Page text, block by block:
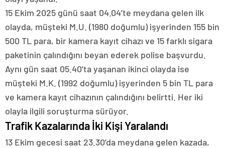
15 Ekim 2025 günü saat 04.04’te meydana gelen ilk
olayda, müşteki M.U. (1980 doğumlu) işyerinden 155 bin
500 TL para, bir kamera kayıt cihazı ve 15 farklı sigara
paketinin çalındığını beyan ederek polise başvurdu.
Aynı gün saat 05.40’ta yaşanan ikinci olayda ise
müşteki M.K. (1992 doğumlu) işyerinden 5 bin TL para
ve kamera kayıt cihazının çalındığını belirtti. Her iki
olayla ilgili soruşturma sürüyor.
Trafik Kazalarında İki Kişi Yaralandı
13 Ekim gecesi saat 23.30’da meydana gelen kazada,